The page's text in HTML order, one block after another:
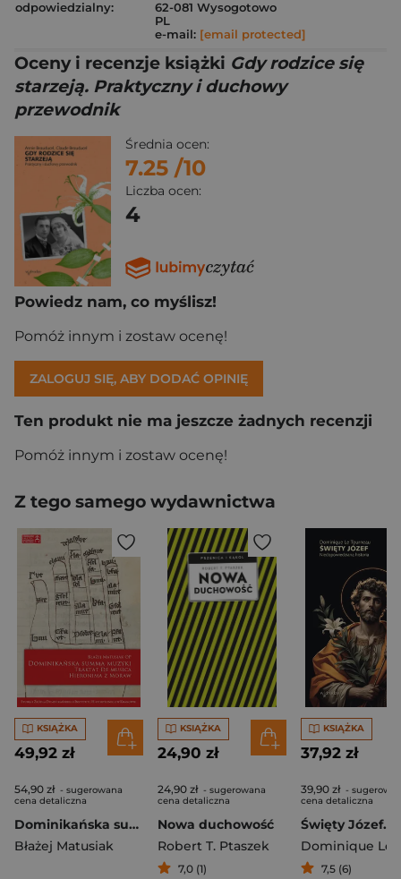
odpowiedzialny:
62-081 Wysogotowo
PL
e-mail: [email protected]
Oceny i recenzje książki Gdy rodzice się
starzeją. Praktyczny i duchowy
przewodnik
Średnia ocen:
7.25 /10
Liczba ocen:
4
Powiedz nam, co myślisz!
Pomóż innym i zostaw ocenę!
ZALOGUJ SIĘ, ABY DODAĆ OPINIĘ
Ten produkt nie ma jeszcze żadnych recenzji
Pomóż innym i zostaw ocenę!
Z tego samego wydawnictwa
KSIĄŻKA
49,92 zł
54,90 zł - sugerowana
cena detaliczna
Dominikańska summa muzyki. Traktat De musica Hieronima z Moraw
Błażej Matusiak
KSIĄŻKA
24,90 zł
24,90 zł - sugerowana
cena detaliczna
Nowa duchowość
Robert T. Ptaszek
7,0 (1)
KSIĄŻKA
37,92 zł
39,90 zł -
cena detaliczna
7,5 (6)